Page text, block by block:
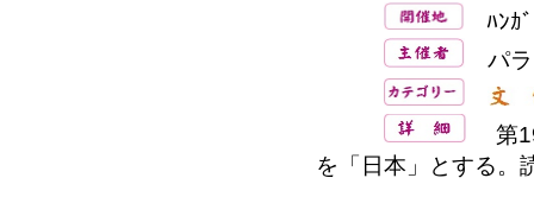
ﾊﾝｶﾞ
パラ
第19
を「日本」とする。